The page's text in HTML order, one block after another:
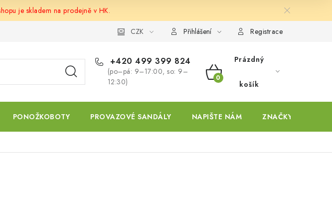
je skladem na prodejně v HK.
a platba CZK Přihlášení Registrace
+420 499 399 824
(po–pá: 9–17:00, so: 9–
12:30)
NÁKUPNÍ
KOŠÍK
Prázdný
košík
PONOŽKOBOTY PROVAZOVÉ SANDÁLY NAPIŠTE NÁM ZNAČKY